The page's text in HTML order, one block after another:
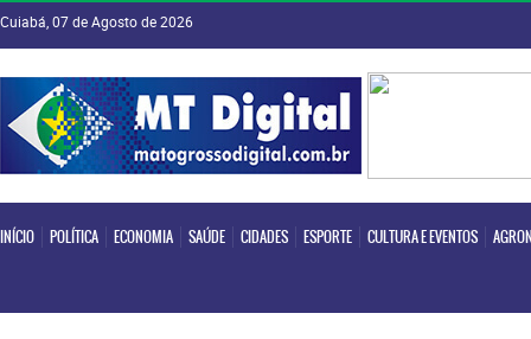
Cuiabá, 07 de Agosto de 2026
INÍCIO POLÍTICA ECONOMIA SAÚDE CIDADES ESPORTE CULTURA E EVENTOS
INÍCIO POLÍTICA ECONOMIA SAÚDE